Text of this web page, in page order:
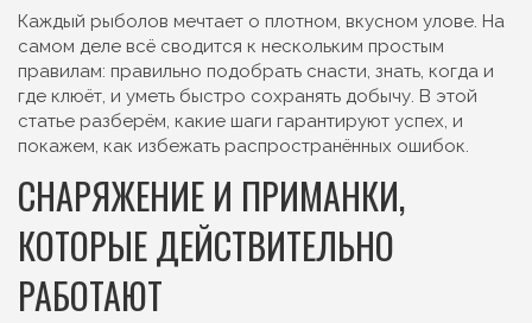
Каждый рыболов мечтает о плотном, вкусном улове. На
самом деле всё сводится к нескольким простым
правилам: правильно подобрать снасти, знать, когда и
где клюёт, и уметь быстро сохранять добычу. В этой
статье разберём, какие шаги гарантируют успех, и
покажем, как избежать распространённых ошибок.
СНАРЯЖЕНИЕ И ПРИМАНКИ,
КОТОРЫЕ ДЕЙСТВИТЕЛЬНО
РАБОТАЮТ